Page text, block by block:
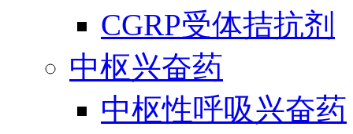
CGRP受体拮抗剂
中枢兴奋药
中枢性呼吸兴奋药